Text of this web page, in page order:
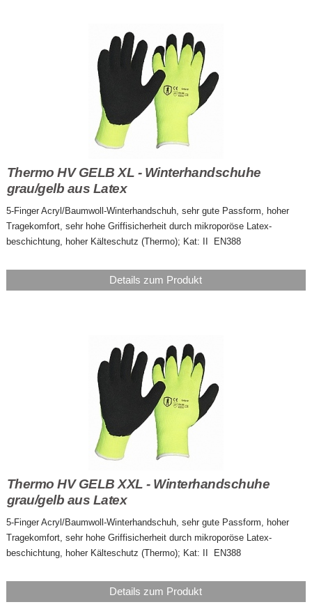
Thermo HV GELB XL - Winterhandschuhe
grau/gelb aus Latex
5-Finger Acryl/Baumwoll-Winterhandschuh, sehr gute Passform, hoher
Tragekomfort, sehr hohe Griffisicherheit durch mikroporöse Latex-
beschichtung, hoher Kälteschutz (Thermo); Kat: II EN388
Details zum Produkt
Thermo HV GELB XXL - Winterhandschuhe
grau/gelb aus Latex
5-Finger Acryl/Baumwoll-Winterhandschuh, sehr gute Passform, hoher
Tragekomfort, sehr hohe Griffisicherheit durch mikroporöse Latex-
beschichtung, hoher Kälteschutz (Thermo); Kat: II EN388
Details zum Produkt